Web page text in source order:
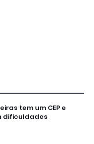
tem um CEP e
dificuldades